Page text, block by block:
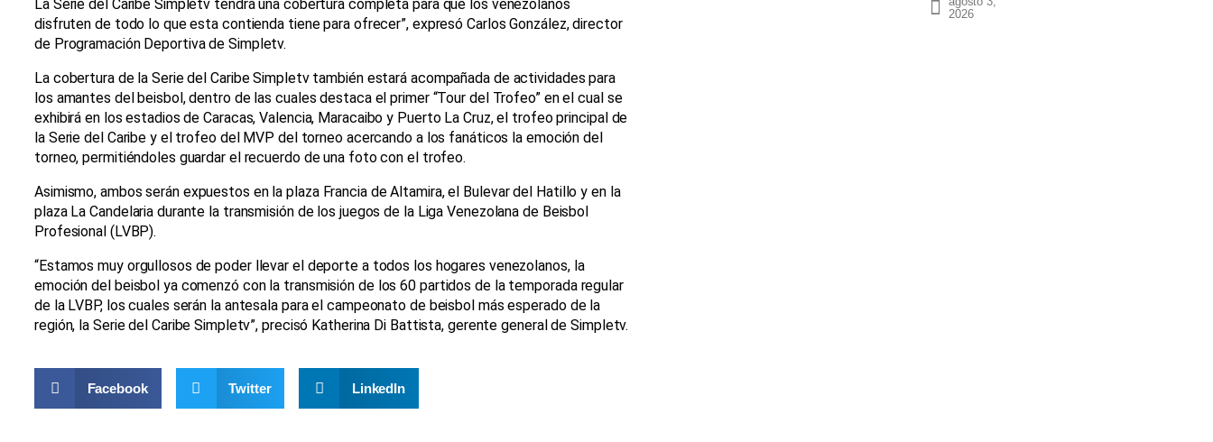
La Serie del Caribe Simpletv tendrá una cobertura completa para que los venezolanos
disfruten de todo lo que esta contienda tiene para ofrecer”, expresó Carlos González, director
de Programación Deportiva de Simpletv.
La cobertura de la Serie del Caribe Simpletv también estará acompañada de actividades para
los amantes del beisbol, dentro de las cuales destaca el primer “Tour del Trofeo” en el cual se
exhibirá en los estadios de Caracas, Valencia, Maracaibo y Puerto La Cruz, el trofeo principal de
la Serie del Caribe y el trofeo del MVP del torneo acercando a los fanáticos la emoción del
torneo, permitiéndoles guardar el recuerdo de una foto con el trofeo.
Asimismo, ambos serán expuestos en la plaza Francia de Altamira, el Bulevar del Hatillo y en la
plaza La Candelaria durante la transmisión de los juegos de la Liga Venezolana de Beisbol
Profesional (LVBP).
“Estamos muy orgullosos de poder llevar el deporte a todos los hogares venezolanos, la
emoción del beisbol ya comenzó con la transmisión de los 60 partidos de la temporada regular
de la LVBP, los cuales serán la antesala para el campeonato de beisbol más esperado de la
región, la Serie del Caribe Simpletv”, precisó Katherina Di Battista, gerente general de Simpletv.
Facebook Twitter LinkedIn
2026